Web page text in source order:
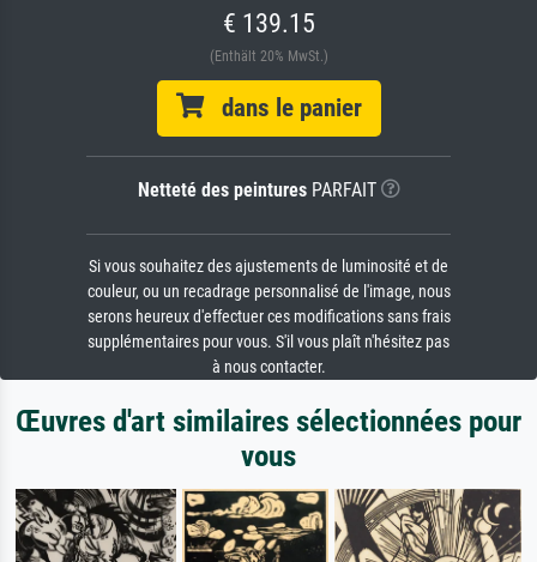
€ 139.15
(Enthält 20% MwSt.)
dans le panier
Netteté des peinturesPARFAIT
Si vous souhaitez des ajustements de luminosité et de
couleur, ou un recadrage personnalisé de l'image, nous
serons heureux d'effectuer ces modifications sans frais
supplémentaires pour vous. S'il vous plaît n'hésitez pas
à nous contacter.
Œuvres d'art similaires sélectionnées pour
vous